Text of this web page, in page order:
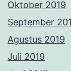
Oktober 2019
September
Agustus 2019
Juli 2019